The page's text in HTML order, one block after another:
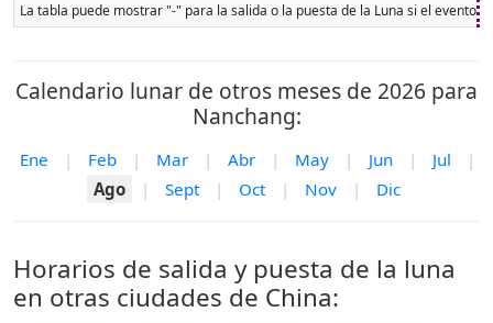
La tabla puede mostrar "-" para la salida o la puesta de la Luna si el evento
Calendario lunar de otros meses de 2026 para
Nanchang:
Ene | Feb | Mar | Abr | May | Jun | Jul
|
Ago
| Sept | Oct | Nov | Dic
Horarios de salida y puesta de la luna
en otras ciudades de China: